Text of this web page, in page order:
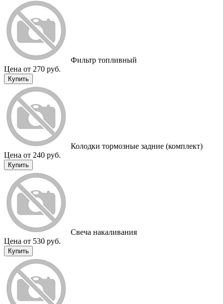
Фильтр топливный
Цена от 270 руб.
Купить
Колодки тормозные задние (комплект)
Цена от 240 руб.
Купить
Cвеча накаливания
Цена от 530 руб.
Купить